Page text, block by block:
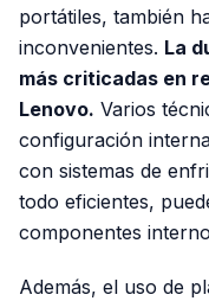
portátiles, también
inconvenientes. La
más criticadas en
Lenovo. Varios
configuración
con sistemas de
todo eficientes,
componentes
Además, el uso de